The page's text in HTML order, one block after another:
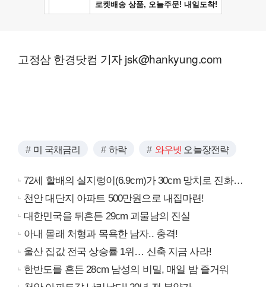
고정삼 한경닷컴 기자 jsk@hankyung.com
미 국채금리 하락 와우넷 오늘장전략
72세 할배의 실지렁이(6.9cm)가 30cm 망치로 진화…
천안 대단지 아파트 500만원으로 내집마련!
대한민국을 뒤흔든 29cm 괴물남의 진실
아내 몰래 처형과 목욕한 남자.. 충격!
울산 집값 전국 상승률 1위… 신축 지금 사라!
한반도를 흔든 28cm 남성의 비밀, 매일 밤 즐거워